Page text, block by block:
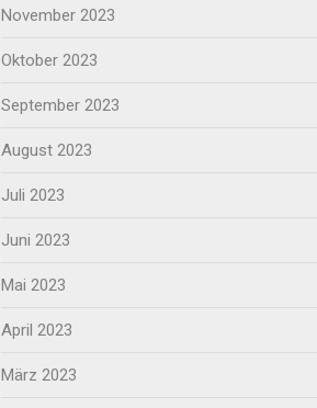
November 2023
Oktober 2023
September 2023
August 2023
Juli 2023
Juni 2023
Mai 2023
April 2023
März 2023